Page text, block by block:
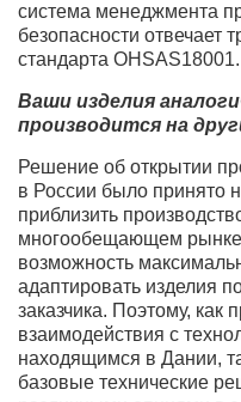
система менеджмента
безопасности отвечает
стандарта OHSAS18001.
Ваши изделия
производится на
Решение об открытии
в России было принято
приблизить
многообещающем
возможность
адаптировать изделия
заказчика. Поэтому, как
взаимодействия с
находящимся в Дании,
базовые технические